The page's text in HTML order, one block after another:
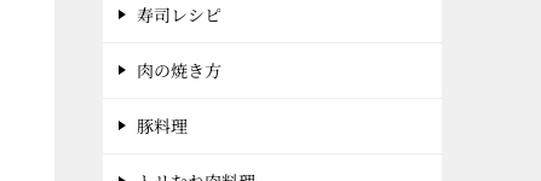
寿司レシピ
肉の焼き方
豚料理